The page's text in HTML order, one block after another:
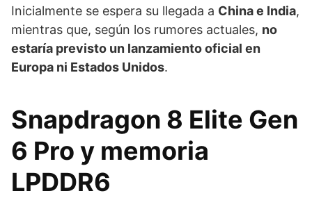
Inicialmente se espera su llegada a China e India,
mientras que, según los rumores actuales, no
estaría previsto un lanzamiento oficial en
Europa ni Estados Unidos.
Snapdragon 8 Elite Gen
6 Pro y memoria
LPDDR6